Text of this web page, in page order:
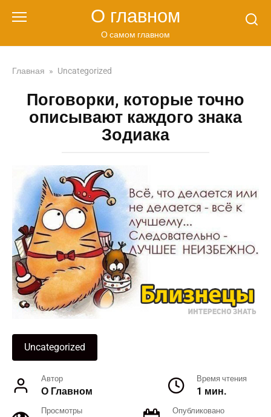
О главном
О самом главном
Главная » Uncategorized
Поговорки, которые точно
описывают каждого знака
Зодиака
Uncategorized
Автор
О Главном
Время чтения
1 мин.
Просмотры Опубликовано